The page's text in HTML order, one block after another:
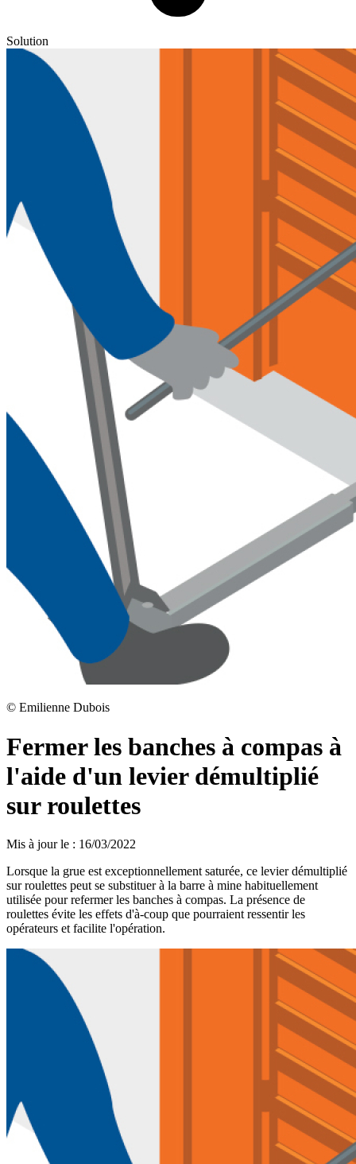
Solution
© Emilienne Dubois
Fermer les banches à compas à
l'aide d'un levier démultiplié
sur roulettes
Mis à jour le : 16/03/2022
Lorsque la grue est exceptionnellement saturée, ce levier démultiplié
sur roulettes peut se substituer à la barre à mine habituellement
utilisée pour refermer les banches à compas. La présence de
roulettes évite les effets d'à-coup que pourraient ressentir les
opérateurs et facilite l'opération.